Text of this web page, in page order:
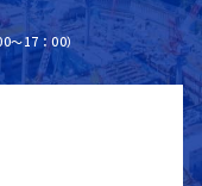
～17：00）